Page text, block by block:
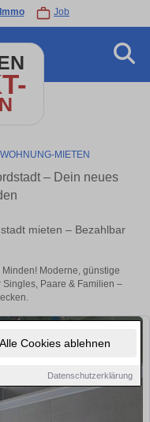
Alle Cookies ablehnen
Datenschutzerklärung
Immo Job
WOHNUNG-MIETEN
– Dein neues
mieten – Bezahlbar
Moderne, günstige
Paare & Familien –